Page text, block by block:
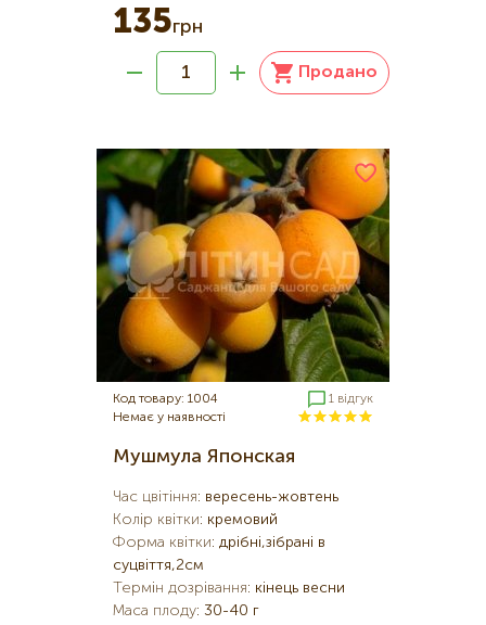
135грн
Продано
Код товару: 1004
1 відгук
Немає у наявності
Мушмула Японская
Час цвітіння: вересень-жовтень
Колір квітки: кремовий
Форма квітки: дрібні,зібрані в
суцвіття,2см
Термін дозрівання: кінець весни
Маса плоду: 30-40 г